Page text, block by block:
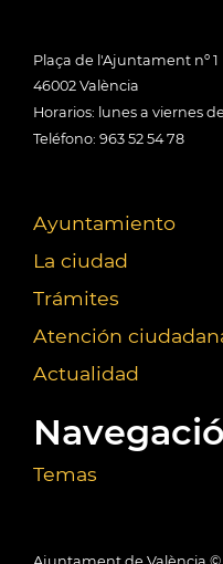
Plaça de l'Ajuntament nº 1
46002 València
Horarios: lunes a viernes
Teléfono: 963 52 54 78
Ayuntamiento
La ciudad
Trámites
Atención
Actualidad
Temas